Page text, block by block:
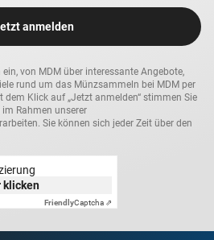
anmelden
von MDM über interessante Angebote,
rund um das Münzsammeln bei MDM per
dem Klick auf „Jetzt anmelden“ stimmen Sie
Rahmen unserer
Sie können sich jeder Zeit über den
klicken
FriendlyCaptcha ⇗